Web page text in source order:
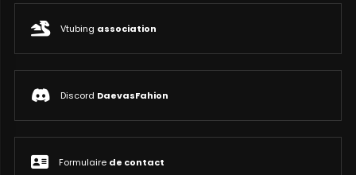
Vtubing association
Discord DaevasFahion
Formulaire de contact